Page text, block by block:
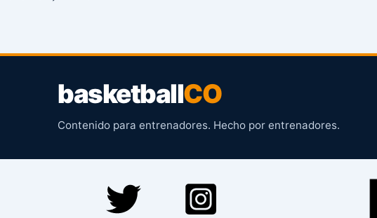
basketballCO
Contenido para entrenadores. Hecho por entrenadores.